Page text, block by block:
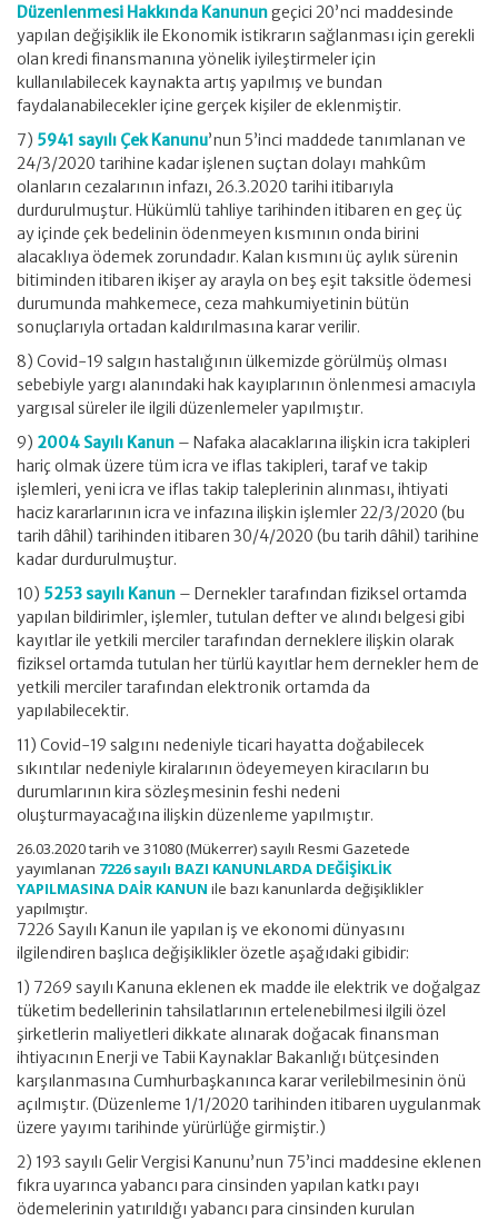
Düzenlenmesi Hakkında Kanunungeçici 20’nci maddesinde
yapılan değişiklik ile Ekonomik istikrarın sağlanması için gerekli
olan kredi finansmanına yönelik iyileştirmeler için
kullanılabilecek kaynakta artış yapılmış ve bundan
faydalanabilecekler içine gerçek kişiler de eklenmiştir.
7) 5941 sayılı Çek Kanunu’nun 5’inci maddede tanımlanan ve
24/3/2020 tarihine kadar işlenen suçtan dolayı mahkûm
olanların cezalarının infazı, 26.3.2020 tarihi itibarıyla
durdurulmuştur. Hükümlü tahliye tarihinden itibaren en geç üç
ay içinde çek bedelinin ödenmeyen kısmının onda birini
alacaklıya ödemek zorundadır. Kalan kısmını üç aylık sürenin
bitiminden itibaren ikişer ay arayla on beş eşit taksitle ödemesi
durumunda mahkemece, ceza mahkumiyetinin bütün
sonuçlarıyla ortadan kaldırılmasına karar verilir.
8) Covid-19 salgın hastalığının ülkemizde görülmüş olması
sebebiyle yargı alanındaki hak kayıplarının önlenmesi amacıyla
yargısal süreler ile ilgili düzenlemeler yapılmıştır.
9) 2004 Sayılı Kanun – Nafaka alacaklarına ilişkin icra takipleri
hariç olmak üzere tüm icra ve iflas takipleri, taraf ve takip
işlemleri, yeni icra ve iflas takip taleplerinin alınması, ihtiyati
haciz kararlarının icra ve infazına ilişkin işlemler 22/3/2020 (bu
tarih dâhil) tarihinden itibaren 30/4/2020 (bu tarih dâhil) tarihine
kadar durdurulmuştur.
10) 5253 sayılı Kanun – Dernekler tarafından fiziksel ortamda
yapılan bildirimler, işlemler, tutulan defter ve alındı belgesi gibi
kayıtlar ile yetkili merciler tarafından derneklere ilişkin olarak
fiziksel ortamda tutulan her türlü kayıtlar hem dernekler hem de
yetkili merciler tarafından elektronik ortamda da
yapılabilecektir.
11) Covid-19 salgını nedeniyle ticari hayatta doğabilecek
sıkıntılar nedeniyle kiralarının ödeyemeyen kiracıların bu
durumlarının kira sözleşmesinin feshi nedeni
oluşturmayacağına ilişkin düzenleme yapılmıştır.
26.03.2020 tarih ve 31080 (Mükerrer) sayılı Resmi Gazetede
yayımlanan 7226 sayılı BAZI KANUNLARDA DEĞİŞİKLİK
YAPILMASINA DAİR KANUN ile bazı kanunlarda değişiklikler
yapılmıştır.
7226 Sayılı Kanun ile yapılan iş ve ekonomi dünyasını
ilgilendiren başlıca değişiklikler özetle aşağıdaki gibidir:
1) 7269 sayılı Kanuna eklenen ek madde ile elektrik ve doğalgaz
tüketim bedellerinin tahsilatlarının ertelenebilmesi ilgili özel
şirketlerin maliyetleri dikkate alınarak doğacak finansman
ihtiyacının Enerji ve Tabii Kaynaklar Bakanlığı bütçesinden
karşılanmasına Cumhurbaşkanınca karar verilebilmesinin önü
açılmıştır. (Düzenleme 1/1/2020 tarihinden itibaren uygulanmak
üzere yayımı tarihinde yürürlüğe girmiştir.)
2) 193 sayılı Gelir Vergisi Kanunu’nun 75’inci maddesine eklenen
fıkra uyarınca yabancı para cinsinden yapılan katkı payı
ödemelerinin yatırıldığı yabancı para cinsinden kurulan